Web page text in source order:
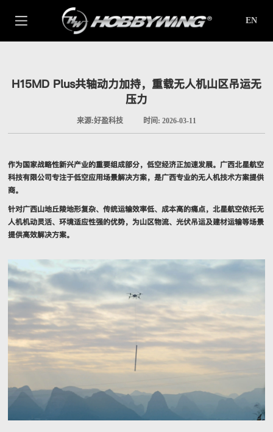
EN
H15MD Plus共轴动力加持，重载无人机山区吊运无
压力
来源:好盈科技 时间: 2026-03-11
作为国家战略性新兴产业的重要组成部分，低空经济正加速发展。广西北星航空
科技有限公司专注于低空应用场景解决方案，是广西专业的无人机技术方案提供
商。
针对广西山地丘陵地形复杂、传统运输效率低、成本高的痛点，北星航空依托无
人机机动灵活、环境适应性强的优势，为山区物流、光伏吊运及建材运输等场景
提供高效解决方案。